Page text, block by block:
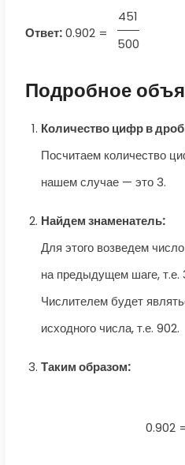
Ответ: 0.902 =
451
500
Подробное
Количество цифр в
Посчитаем количество
нашем случае — это 3.
Найдем знаменатель:
Для этого возведем
на предыдущем шаге, т.е.
Числителем будет
исходного числа, т.е. 902.
Таким образом:
0.902